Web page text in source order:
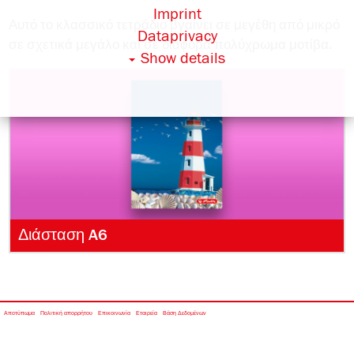
Αυτό το κλασσικό τετράδιο βγαίνει σε μεγέθη από μικρό
σε σχετικά μεγάλο και σε διάϕορα πολύχρωμα μοτίβα.
Διάσταση A6
Αποτύπωμα Πολιτική απορρήτου Επικοινωνία Εταιρεία Βάση Δεδομένων
Show details
Dataprivacy
Imprint